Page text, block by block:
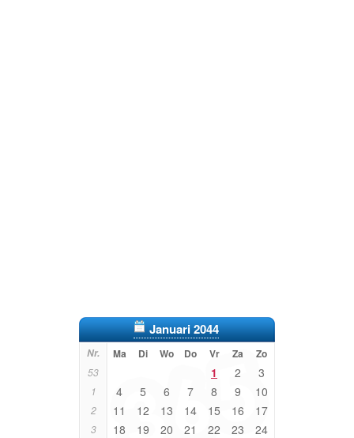
Januari 2044
Nr. Ma Di Wo Do Vr Za Zo
53 1 2 3
1 4 5 6 7 8 9 10
2 11 12 13 14 15 16 17
3 18 19 20 21 22 23 24